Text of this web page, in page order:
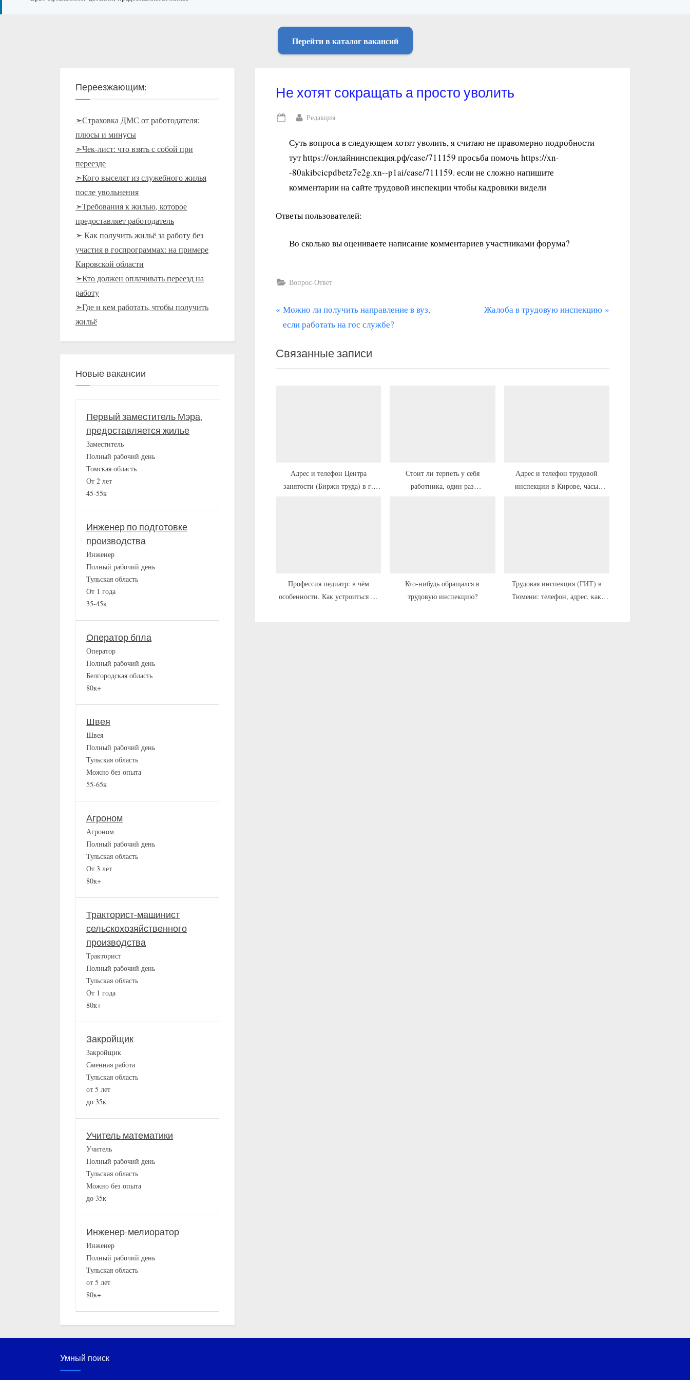
Перейти в каталог вакансий
Не хотят сокращать а просто уволить
Posted
By
Редакция
Суть вопроса в следующем хотят уволить, я считаю не правомерно подробности
тут https://онлайнинспекция.рф/case/711159 просьба помочь https://xn-
-80akibcicpdbetz7e2g.xn--p1ai/case/711159. если не сложно напишите
комментарии на сайте трудовой инспекции чтобы кадровики видели
Ответы пользователей:
Во сколько вы оцениваете написание комментариев участниками форума?
Вопрос-Ответ
Навигация
по
записям
П
р
д
ы
п
Можно ли получить направление в вуз,
если работать на гос службе?
С
у
Жалоба в трудовую инспекцию
Связанные записи
Адрес и телефон Центра
занятости (Биржи труда) в г.
Стоит ли терпеть у себя
работника, один раз
Адрес и телефон трудовой
инспекции в Кирове, часы
Профессия педиатр: в чём
особенности. Как устроиться на
Кто-нибудь обращался в
трудовую инспекцию?
Трудовая инспекция (ГИТ) в
Тюмени: телефон, адрес, как
Переезжающим:
➣Страховка ДМС от работодателя:
плюсы и минусы
➣Чек-лист: что взять с собой при
переезде
➣Кого выселят из служебного жилья
после увольнения
➣Требования к жилью, которое
предоставляет работодатель
➣ Как получить жильё за работу без
участия в госпрограммах: на примере
Кировской области
➣Кто должен оплачивать переезд на
работу
➣Где и кем работать, чтобы получить
жильё
Новые вакансии
Первый заместитель Мэра,
предоставляется жилье
Заместитель
Полный рабочий день
Томская область
От 2 лет
45-55к
Инженер по подготовке
производства
Инженер
Полный рабочий день
Тульская область
От 1 года
35-45к
Оператор бпла
Оператор
Полный рабочий день
Белгородская область
80к+
Швея
Швея
Полный рабочий день
Тульская область
Можно без опыта
55-65к
Агроном
Агроном
Полный рабочий день
Тульская область
От 3 лет
80к+
Тракторист-машинист
сельскохозяйственного
производства
Тракторист
Полный рабочий день
Тульская область
От 1 года
80к+
Закройщик
Закройщик
Сменная работа
Тульская область
от 5 лет
до 35к
Учитель математики
Учитель
Полный рабочий день
Тульская область
Можно без опыта
до 35к
Инженер-мелиоратор
Инженер
Полный рабочий день
Тульская область
от 5 лет
80к+
Умный поиск